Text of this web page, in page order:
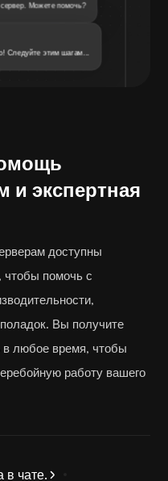
Можете помочь?
Следуйте этим шагам...
и экспертная
доступны
чтобы помочь с
Вы получите
любое время, чтобы
работу вашего
в чате.